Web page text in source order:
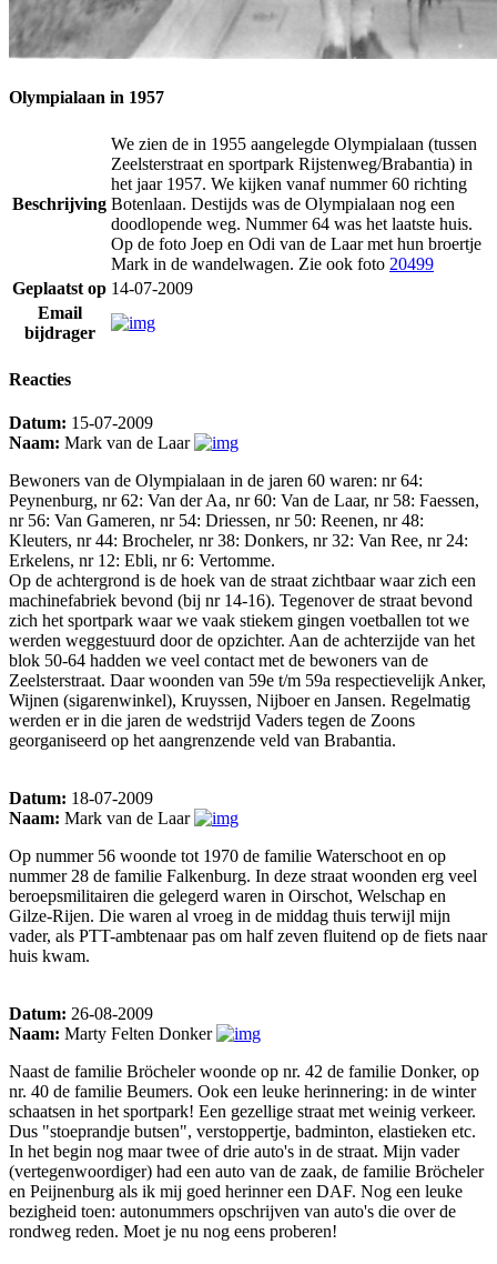
Olympialaan in 1957
Beschrijving
We zien de in 1955 aangelegde Olympialaan (tussen
Zeelsterstraat en sportpark Rijstenweg/Brabantia) in
het jaar 1957. We kijken vanaf nummer 60 richting
Botenlaan. Destijds was de Olympialaan nog een
doodlopende weg. Nummer 64 was het laatste huis.
Op de foto Joep en Odi van de Laar met hun broertje
Mark in de wandelwagen. Zie ook foto 20499
Geplaatst op 14-07-2009
Email
bijdrager
Reacties
Datum: 15-07-2009
Naam: Mark van de Laar
Bewoners van de Olympialaan in de jaren 60 waren: nr 64:
Peynenburg, nr 62: Van der Aa, nr 60: Van de Laar, nr 58: Faessen,
nr 56: Van Gameren, nr 54: Driessen, nr 50: Reenen, nr 48:
Kleuters, nr 44: Brocheler, nr 38: Donkers, nr 32: Van Ree, nr 24:
Erkelens, nr 12: Ebli, nr 6: Vertomme.
Op de achtergrond is de hoek van de straat zichtbaar waar zich een
machinefabriek bevond (bij nr 14-16). Tegenover de straat bevond
zich het sportpark waar we vaak stiekem gingen voetballen tot we
werden weggestuurd door de opzichter. Aan de achterzijde van het
blok 50-64 hadden we veel contact met de bewoners van de
Zeelsterstraat. Daar woonden van 59e t/m 59a respectievelijk Anker,
Wijnen (sigarenwinkel), Kruyssen, Nijboer en Jansen. Regelmatig
werden er in die jaren de wedstrijd Vaders tegen de Zoons
georganiseerd op het aangrenzende veld van Brabantia.
Datum: 18-07-2009
Naam: Mark van de Laar
Op nummer 56 woonde tot 1970 de familie Waterschoot en op
nummer 28 de familie Falkenburg. In deze straat woonden erg veel
beroepsmilitairen die gelegerd waren in Oirschot, Welschap en
Gilze-Rijen. Die waren al vroeg in de middag thuis terwijl mijn
vader, als PTT-ambtenaar pas om half zeven fluitend op de fiets naar
huis kwam.
Datum: 26-08-2009
Naam: Marty Felten Donker
Naast de familie Bröcheler woonde op nr. 42 de familie Donker, op
nr. 40 de familie Beumers. Ook een leuke herinnering: in de winter
schaatsen in het sportpark! Een gezellige straat met weinig verkeer.
Dus "stoeprandje butsen", verstoppertje, badminton, elastieken etc.
In het begin nog maar twee of drie auto's in de straat. Mijn vader
(vertegenwoordiger) had een auto van de zaak, de familie Bröcheler
en Peijnenburg als ik mij goed herinner een DAF. Nog een leuke
bezigheid toen: autonummers opschrijven van auto's die over de
rondweg reden. Moet je nu nog eens proberen!